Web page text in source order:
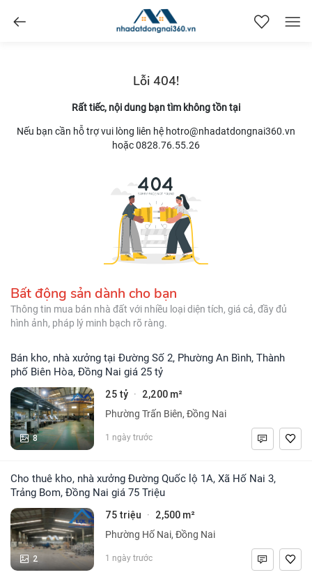
nhadatdongnai360.vn
Lỗi 404!
Rất tiếc, nội dung bạn tìm không tồn tại
Nếu bạn cần hỗ trợ vui lòng liên hệ hotro@nhadatdongnai360.vn
hoặc 0828.76.55.26
Bất động sản dành cho bạn
Thông tin mua bán nhà đất với nhiều loại diện tích, giá cả, đầy đủ
hình ảnh, pháp lý minh bạch rõ ràng.
Bán kho, nhà xưởng tại Đường Số 2, Phường An Bình, Thành
phố Biên Hòa, Đồng Nai giá 25 tỷ
8
25 tỷ · 2,200 m²
Phường Trấn Biên, Đồng Nai
1 ngày trước
Cho thuê kho, nhà xưởng Đường Quốc lộ 1A, Xã Hố Nai 3,
Trảng Bom, Đồng Nai giá 75 Triệu
2
75 triệu · 2,500 m²
Phường Hố Nai, Đồng Nai
1 ngày trước